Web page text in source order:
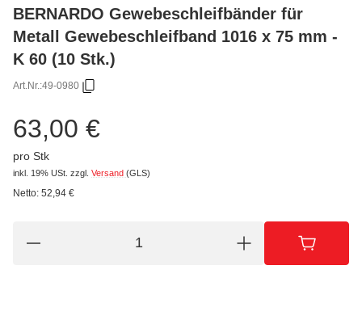
BERNARDO Gewebeschleifbänder für
Metall Gewebeschleifband 1016 x 75 mm -
K 60 (10 Stk.)
Art.Nr.:49-0980
63,00 €
pro Stk
inkl. 19% USt. zzgl. Versand (GLS)
Netto: 52,94 €